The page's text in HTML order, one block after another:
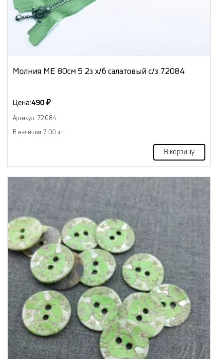
Молния МЕ 80см 5 2з х/б салатовый с/з 72084
Цена:490 ₽
Артикул: 72084
В наличии 7.00 шт
В корзину